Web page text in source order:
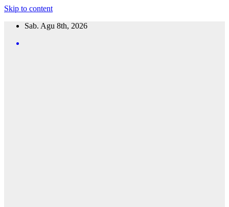
Skip to content
Sab. Agu 8th, 2026